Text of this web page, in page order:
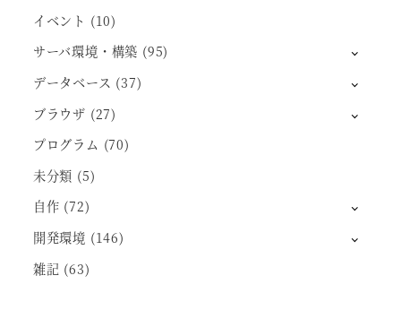
イベント (10)
サーバ環境・構築 (95)
データベース (37)
ブラウザ (27)
プログラム (70)
未分類 (5)
自作 (72)
開発環境 (146)
雑記 (63)